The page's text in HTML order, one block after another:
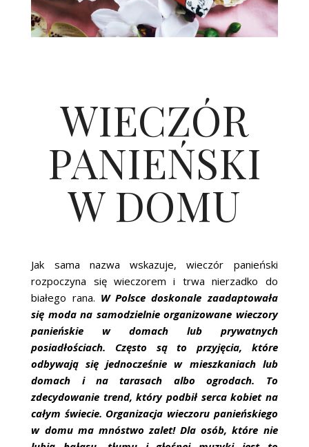
WIECZÓR
PANIEŃSKI
W DOMU
Jak sama nazwa wskazuje, wieczór panieński
rozpoczyna się wieczorem i trwa nierzadko do
białego rana. W Polsce doskonale zaadaptowała
się moda na samodzielnie organizowane wieczory
panieńskie w domach lub prywatnych
posiadłościach. Często są to przyjęcia, które
odbywają się jednocześnie w mieszkaniach lub
domach i na tarasach albo ogrodach. To
zdecydowanie trend, który podbił serca kobiet na
całym świecie. Organizacja wieczoru panieńskiego
w domu ma mnóstwo zalet! Dla osób, które nie